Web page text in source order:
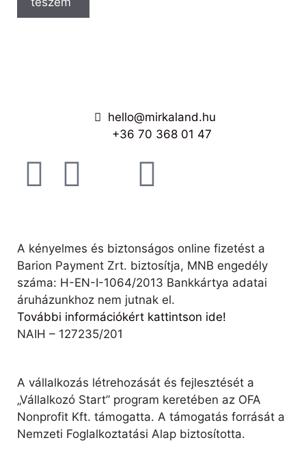
hello@mirkaland.hu
+36 70 368 01 47
A kényelmes és biztonságos online fizetést a
Barion Payment Zrt. biztosítja, MNB engedély
száma: H-EN-I-1064/2013 Bankkártya adatai
áruházunkhoz nem jutnak el.
További információkért kattintson ide!
NAIH – 127235/201
A vállalkozás létrehozását és fejlesztését a
„Vállalkozó Start” program keretében az OFA
Nonprofit Kft. támogatta. A támogatás forrását a
Nemzeti Foglalkoztatási Alap biztosította.